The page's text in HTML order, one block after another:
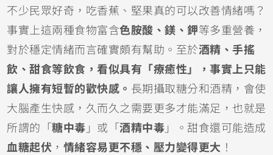
不少民眾好奇，吃香蕉、堅果真的可以改善情緒嗎？
事實上這兩種食物富含色胺酸、鎂、鉀等多重營養，
對於穩定情緒而言確實頗有幫助。至於酒精、手搖
飲、甜食等飲食，看似具有「療癒性」，事實上只能
讓人擁有短暫的歡快感。 長期攝取糖分和酒精，會使
大腦產生快感，久而久之需要更多才能滿足，也就是
所謂的「糖中毒 」或「酒精中毒 」。甜食還可能造成
血糖起伏 ， 情緒容易更不穩、壓力變得更大 ！